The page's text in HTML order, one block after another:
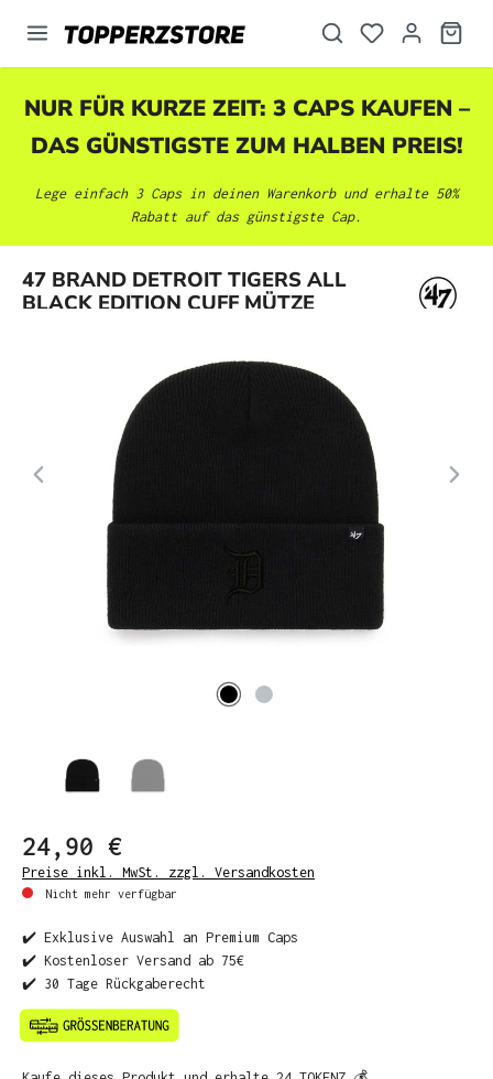
springen
NUR FÜR KURZE ZEIT: 3 CAPS KAUFEN –
DAS GÜNSTIGSTE ZUM HALBEN PREIS!
Lege einfach 3 Caps in deinen Warenkorb und erhalte 50%
Rabatt auf das günstigste Cap.
47 BRAND DETROIT TIGERS ALL
BLACK EDITION CUFF MÜTZE
Bildergalerie überspringen
24,90 €
Preise inkl. MwSt. zzgl. Versandkosten
Nicht mehr verfügbar
✔️ Exklusive Auswahl an Premium Caps
✔️ Kostenloser Versand ab 75€
✔️ 30 Tage Rückgaberecht